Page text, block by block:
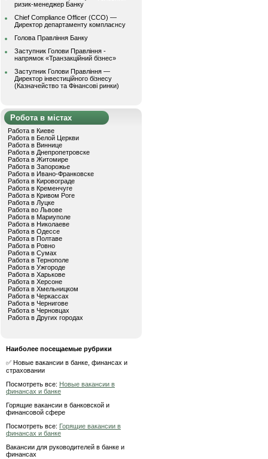
ризик-менеджер Банку
Chief Compliance Officer (CCO) —
Директор департаменту комплаєнсу
Голова Правління Банку
Заступник Голови Правління -
напрямок «Транзакційний бізнес»
Заступник Голови Правління —
Директор інвестиційного бізнесу
(Казначейство та Фінансові ринки)
Робота в містах
Работа в Киеве
Работа в Белой Церкви
Работа в Виннице
Работа в Днепропетровске
Работа в Житомире
Работа в Запорожье
Работа в Ивано-Франковске
Работа в Кировограде
Работа в Кременчуге
Работа в Кривом Роге
Работа в Луцке
Работа во Львове
Работа в Мариуполе
Работа в Николаеве
Работа в Одессе
Работа в Полтаве
Работа в Ровно
Работа в Сумах
Работа в Тернополе
Работа в Ужгороде
Работа в Харькове
Работа в Херсоне
Работа в Хмельницком
Работа в Черкассах
Работа в Чернигове
Работа в Черновцах
Работа в Других городах
Наиболее посещаемые рубрики
✅ Новые вакансии в банке, финансах и
страховании
Посмотреть все: Новые вакансии в
финансах и банке
Горящие вакансии в банковской и
финансовой сфере
Посмотреть все: Горящие вакансии в
финансах и банке
Вакансии для руководителей в банке и
финансах